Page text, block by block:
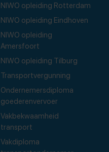
NIWO opleiding Rotterdam
NIWO opleiding Eindhoven
NIWO opleiding
Amersfoort
NIWO opleiding Tilburg
Transportvergunning
Ondernemersdiploma
goederenvervoer
Vakbekwaamheid
transport
Vakdiploma